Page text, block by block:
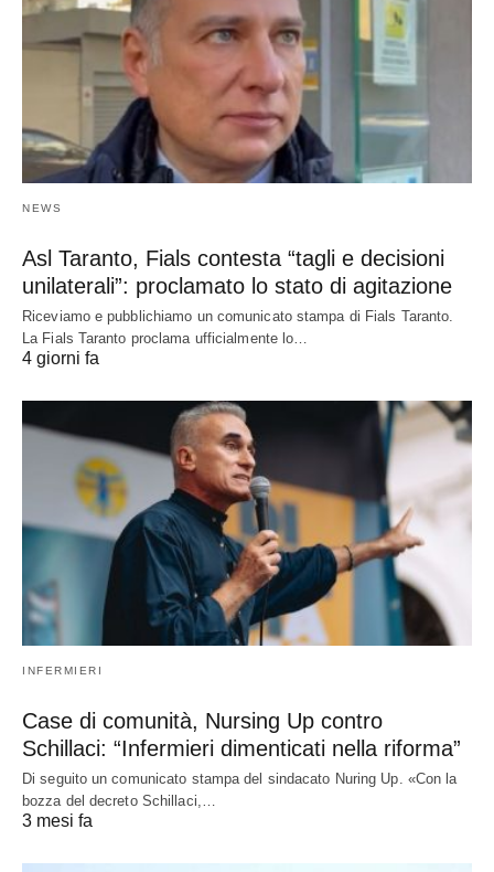
NEWS
Asl Taranto, Fials contesta “tagli e decisioni
unilaterali”: proclamato lo stato di agitazione
Riceviamo e pubblichiamo un comunicato stampa di Fials Taranto.
La Fials Taranto proclama ufficialmente lo…
4 giorni fa
INFERMIERI
Case di comunità, Nursing Up contro
Schillaci: “Infermieri dimenticati nella riforma”
Di seguito un comunicato stampa del sindacato Nuring Up. «Con la
bozza del decreto Schillaci,…
3 mesi fa